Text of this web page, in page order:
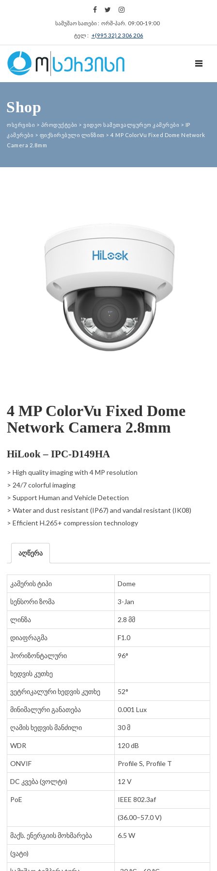
სამუშაო სათები : ორშ‑პარ. 09:00‑19:00
ტელ : +(995 32) 2 306 206
Shop
ოსერვისი > პროდუქტები > ვიდეო სამეთვალყურეო კამერები > IP
კამერები > ფიქსირებული ლინზით > 4 MP ColorVu Fixed Dome Network
Camera 2.8mm
4 MP ColorVu Fixed Dome
Network Camera 2.8mm
HiLook – IPC-D149HA
> High quality imaging with 4 MP resolution
> 24/7 colorful imaging
> Support Human and Vehicle Detection
> Water and dust resistant (IP67) and vandal resistant (IK08)
> Efficient H.265+ compression technology
აღწერა
კამერის ტიპი Dome
სენსორი ზომა 3-Jan
ლინზა 2.8 მმ
დიაფრაგმა F1.0
ჰორიზონტალური 96°
ხედვის კუთხე
ვეტრიკალური ხედვის კუთხე 52°
მინიმალური განათება 0.001 Lux
ღამის ხედვის მანძილი 30 მ
WDR 120 dB
ONVIF Profile S, Profile T
DC კვება (ვოლტი) 12 V
PoE IEEE 802.3af
(36.00–57.0 V)
მაქს. ენერგიის მოხმარება 6.5 W
(ვატი)